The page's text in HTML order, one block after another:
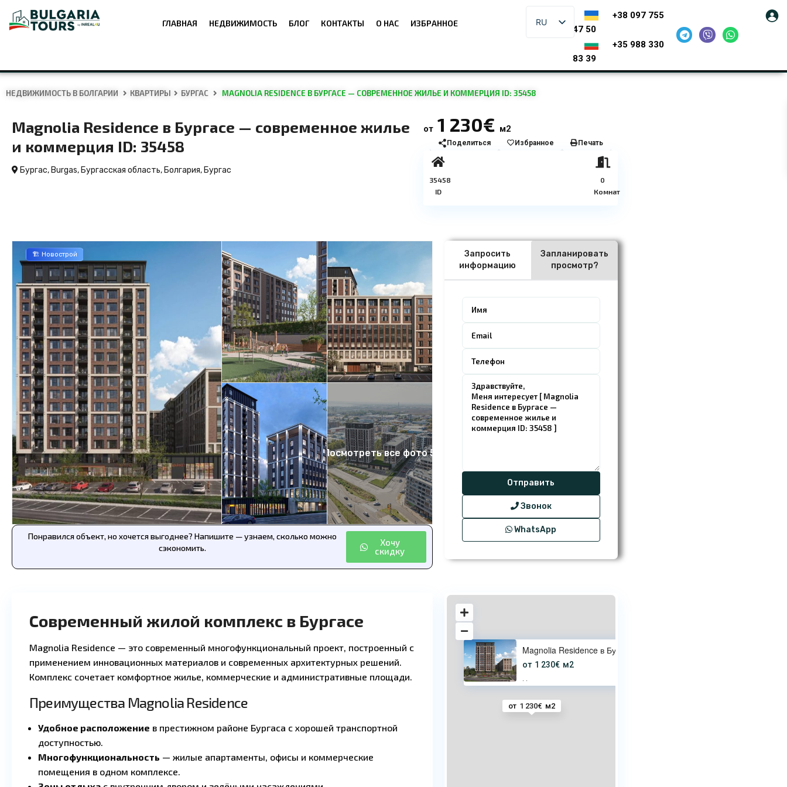
ГЛАВНАЯ НЕДВИЖИМОСТЬ БЛОГ КОНТАКТЫ О НАС ИЗБРАННОЕ RU
+38 097 755
47 50
+35 988 330
83 39
НЕДВИЖИМОСТЬ В БОЛГАРИИ КВАРТИРЫ БУРГАС MAGNOLIA RESIDENCE В БУРГАСЕ — СОВРЕМЕННОЕ ЖИЛЬЕ И КОММЕРЦИЯ ID: 35458
Magnolia Residence в Бургасе — современное жилье
и коммерция ID: 35458
Бургас, Burgas, Бургасская область, Болгария, Бургас
от 1 230€ м2
Поделиться Избранное Печать
35458
ID
0
Комнат
Посмотреть все фото 5
🏗️ Новострой
Понравился объект, но хочется выгоднее? Напишите — узнаем, сколько можно
сэкономить.
Хочу
скидку
Запросить
информацию
Запланировать
просмотр?
Звонок
WhatsApp
Современный жилой комплекс в Бургасе
Magnolia Residence — это современный многофункциональный проект, построенный с
применением инновационных материалов и современных архитектурных решений.
Комплекс сочетает комфортное жилье, коммерческие и административные площади.
Преимущества Magnolia Residence
Удобное расположение в престижном районе Бургаса с хорошей транспортной
доступностью.
Многофункциональность — жилые апартаменты, офисы и коммерческие
помещения в одном комплексе.
от 1 230€ м2
Magnolia Residence в Бургасе —
от 1 230€ м2
· ·